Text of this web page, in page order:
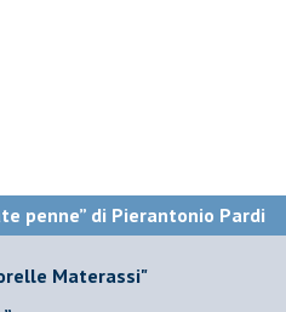
penne” di Pierantonio Pardi
Materassi"